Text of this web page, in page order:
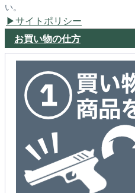
い。
サイトポリシー
お買い物の仕方